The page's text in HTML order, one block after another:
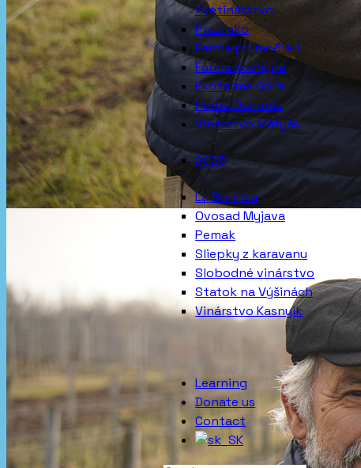
kvetinárstvo
Prazrnko
Farma pri močiari
Farma Kuchyňa
Ekofarma Góra
Herba Danubia
Vinárstvo Mátyás
2025
La Borinka
Ovosad Myjava
Pemak
Sliepky z karavanu
Slobodné vinárstvo
Statok na Výšinách
Vinárstvo Kasnyik
Learning
Donate us
Contact